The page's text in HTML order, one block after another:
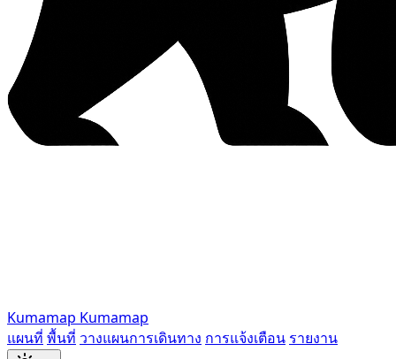
Kumamap Kumamap
แผนที่ พื้นที่ วางแผนการเดินทาง การแจ้งเตือน รายงาน